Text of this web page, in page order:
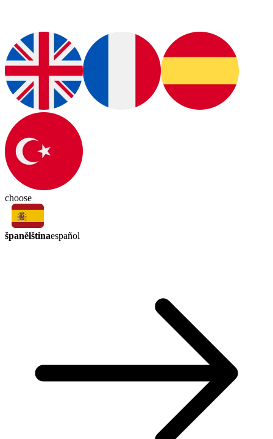
choose
španělštinaespañol